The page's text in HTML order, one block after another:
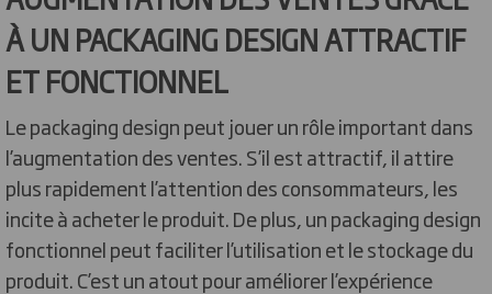
À UN PACKAGING DESIGN ATTRACTIF
ET FONCTIONNEL
Le packaging design peut jouer un rôle important dans
l’augmentation des ventes. S’il est attractif, il attire
plus rapidement l’attention des consommateurs, les
incite à acheter le produit. De plus, un packaging design
fonctionnel peut faciliter l’utilisation et le stockage du
produit. C’est un atout pour améliorer l’expérience